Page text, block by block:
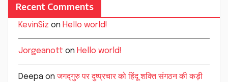
Recent Comments
KevinSiz on Hello world!
Jorgeanott on Hello world!
Deepa onजगद्गुरु पर दुष्प्रचार को हिंदू शक्ति संगठन की कड़ी